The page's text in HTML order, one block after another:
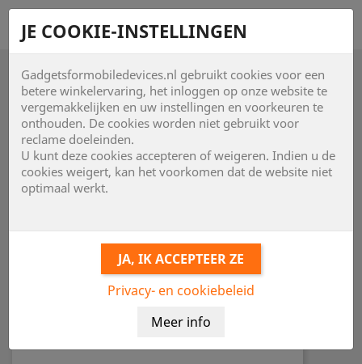

JE COOKIE-INSTELLINGEN
Gadgetsformobiledevices.nl gebruikt cookies voor een
betere winkelervaring, het inloggen op onze website te
vergemakkelijken en uw instellingen en voorkeuren te
onthouden. De cookies worden niet gebruikt voor
reclame doeleinden.
U kunt deze cookies accepteren of weigeren. Indien u de
cookies weigert, kan het voorkomen dat de website niet
optimaal werkt.
Privacy- en cookiebeleid